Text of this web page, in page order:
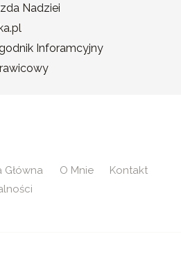
Nadziei
Inforamcyjny
Główna O Mnie
Kontakt